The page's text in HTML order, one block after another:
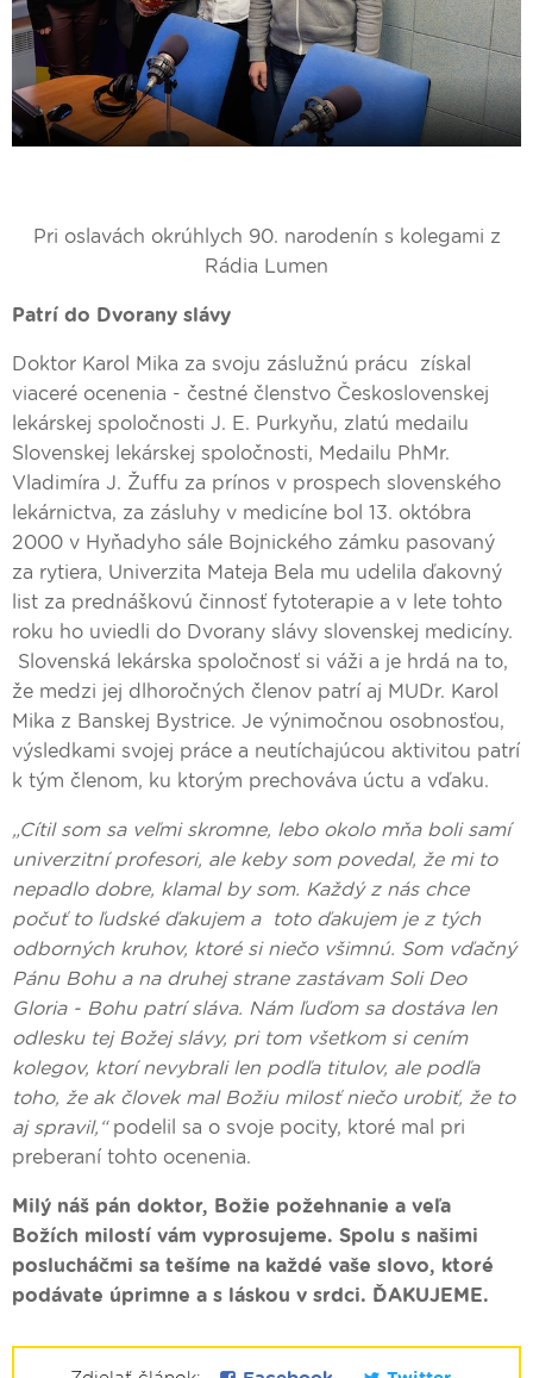
Pri oslavách okrúhlych 90. narodenín s kolegami z
Rádia Lumen
Patrí do Dvorany slávy
Doktor Karol Mika za svoju záslužnú prácu získal
viaceré ocenenia - čestné členstvo Československej
lekárskej spoločnosti J. E. Purkyňu, zlatú medailu
Slovenskej lekárskej spoločnosti, Medailu PhMr.
Vladimíra J. Žuffu za prínos v prospech slovenského
lekárnictva, za zásluhy v medicíne bol 13. októbra
2000 v Hyňadyho sále Bojnického zámku pasovaný
za rytiera, Univerzita Mateja Bela mu udelila ďakovný
list za prednáškovú činnosť fytoterapie a v lete tohto
roku ho uviedli do Dvorany slávy slovenskej medicíny.
Slovenská lekárska spoločnosť si váži a je hrdá na to,
že medzi jej dlhoročných členov patrí aj MUDr. Karol
Mika z Banskej Bystrice. Je výnimočnou osobnosťou,
výsledkami svojej práce a neutíchajúcou aktivitou patrí
k tým členom, ku ktorým prechováva úctu a vďaku.
„Cítil som sa veľmi skromne, lebo okolo mňa boli samí
univerzitní profesori, ale keby som povedal, že mi to
nepadlo dobre, klamal by som. Každý z nás chce
počuť to ľudské ďakujem a toto ďakujem je z tých
odborných kruhov, ktoré si niečo všimnú. Som vďačný
Pánu Bohu a na druhej strane zastávam Soli Deo
Gloria - Bohu patrí sláva. Nám ľuďom sa dostáva len
odlesku tej Božej slávy, pri tom všetkom si cením
kolegov, ktorí nevybrali len podľa titulov, ale podľa
toho, že ak človek mal Božiu milosť niečo urobiť, že to
aj spravil,“podelil sa o svoje pocity, ktoré mal pri
preberaní tohto ocenenia.
Milý náš pán doktor, Božie požehnanie a veľa
Božích milostí vám vyprosujeme. Spolu s našimi
poslucháčmi sa tešíme na každé vaše slovo, ktoré
podávate úprimne a s láskou v srdci. ĎAKUJEME.